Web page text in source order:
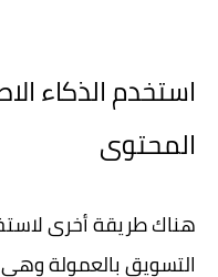
استخدم الذكاء
المحتوى
هناك طريقة أخرى
التسويق بالعمولة وهي